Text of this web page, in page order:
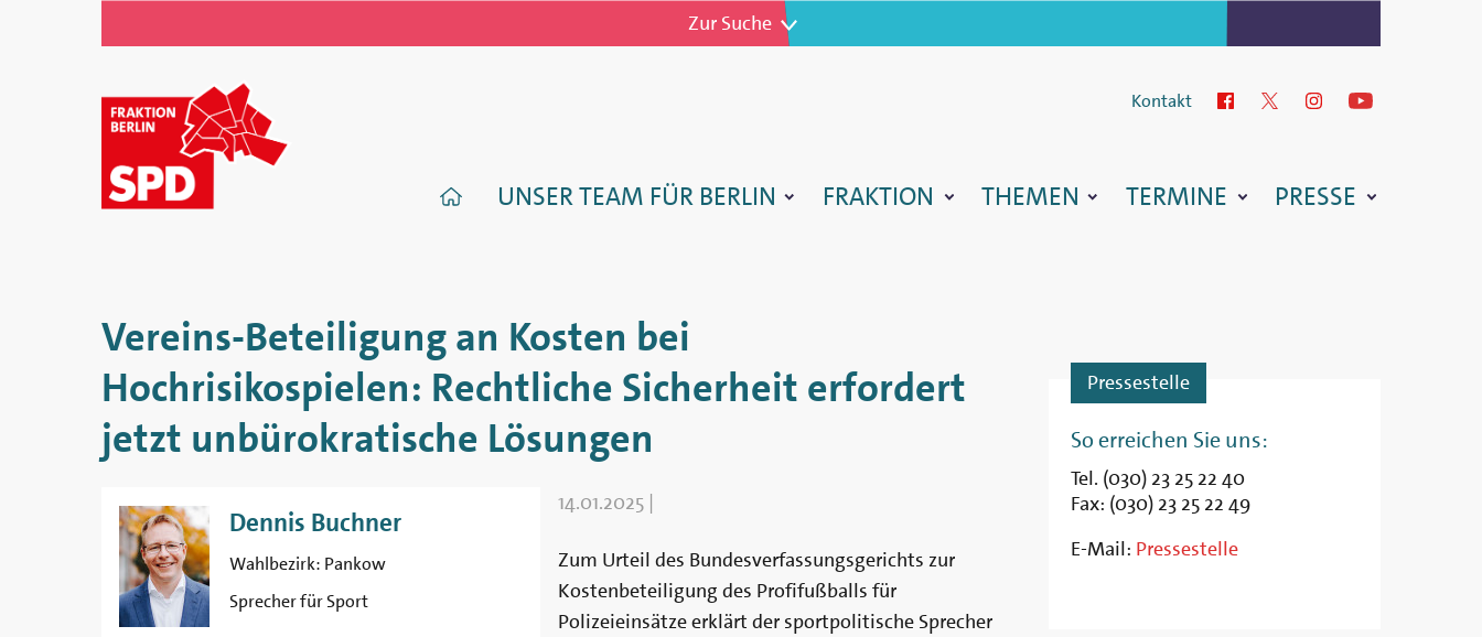
Zur Navigation
Zur Suche
SPD-
Fraktion
im
von
Berlin
Kontakt FacebookTwitterInstagramYouTube
STARTSEITE
UNSER TEAM FÜR BERLIN FRAKTION THEMEN TERMINE PRESSE
Vereins-Beteiligung an Kosten bei
Hochrisikospielen: Rechtliche Sicherheit erfordert
jetzt unbürokratische Lösungen
Dennis Buchner
Wahlbezirk: Pankow
Sprecher für Sport
14.01.2025 |
Zum Urteil des Bundesverfassungsgerichts zur
Kostenbeteiligung des Profifußballs für
Polizeieinsätze erklärt der sportpolitische Sprecher
Pressestelle
So erreichen Sie uns:
Tel. (030) 23 25 22 40
Fax: (030) 23 25 22 49
E-Mail: Pressestelle